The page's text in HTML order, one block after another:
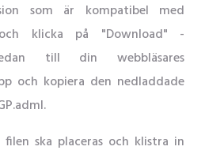
som är kompatibel med
och klicka på "Download" -
till din webbläsares
och kopiera den nedladdade
ska placeras och klistra in